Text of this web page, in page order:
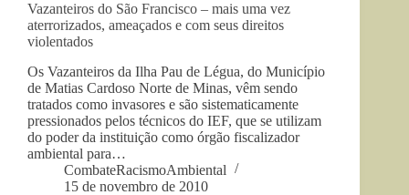
Vazanteiros do São Francisco – mais uma vez
aterrorizados, ameaçados e com seus direitos
violentados
Os Vazanteiros da Ilha Pau de Légua, do Município
de Matias Cardoso Norte de Minas, vêm sendo
tratados como invasores e são sistematicamente
pressionados pelos técnicos do IEF, que se utilizam
do poder da instituição como órgão fiscalizador
ambiental para…
CombateRacismoAmbiental
15 de novembro de 2010